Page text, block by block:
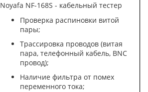
Noyafa NF-168S - кабельный тестер
Проверка распиновки витой
пары;
Трассировка проводов (витая
пара, телефонный кабель, BNC
провод);
Наличие фильтра от помех
переменного тока;